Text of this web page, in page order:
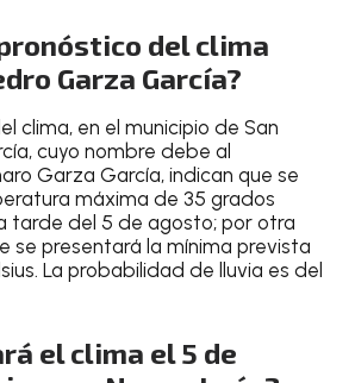
del clima
Garza García?
clima, en elmunicipio de San
, cuyo nombre debeal
Garza García, indican que se
máxima de 35 grados
tarde del5 de agosto; por otra
se presentará la mínima prevista
. Laprobabilidad de lluvia es del
el clima el 5 de